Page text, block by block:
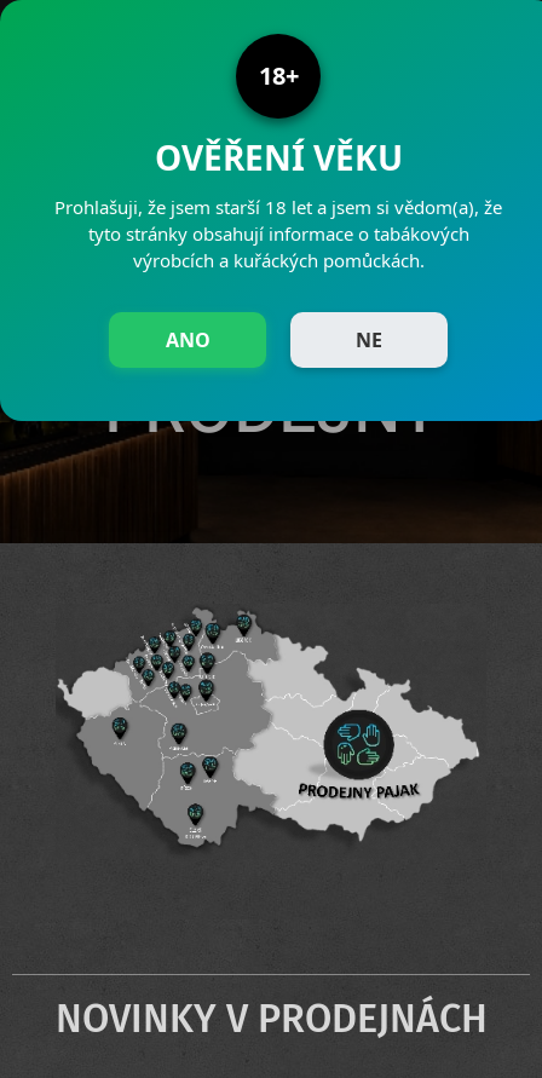
NAŠE
PRODEJNY
NOVINKY V PRODEJNÁCH
18+
OVĚŘENÍ VĚKU
Prohlašuji, že jsem starší 18 let a jsem si vědom(a), že
tyto stránky obsahují informace o tabákových
výrobcích a kuřáckých pomůckách.
ANO NE